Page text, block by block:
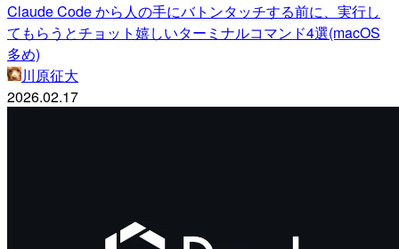
Claude Code から人の手にバトンタッチする前に、実行し
てもらうとチョット嬉しいターミナルコマンド4選(macOS
多め)
川原征大
2026.02.17